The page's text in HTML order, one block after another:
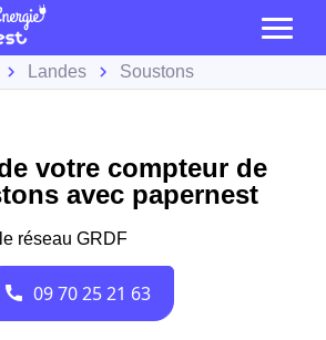
Landes Soustons